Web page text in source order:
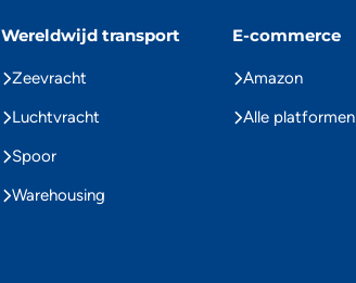
Wereldwijd transport
Zeevracht
Luchtvracht
Spoor
Warehousing
E-commerce
Amazon
Alle platformen